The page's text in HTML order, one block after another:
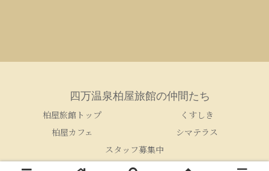
四万温泉柏屋旅館の仲間たち
柏屋旅館トップ
くすしき
柏屋カフェ
シマテラス
スタッフ募集中